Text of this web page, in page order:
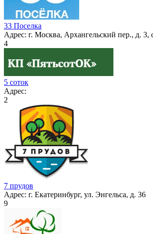
33 Поселка
Адрес: г. Москва, Архангельский пер., д. 3,
4
5 соток
Адрес:
2
7 прудов
Адрес: г. Екатеринбург, ул. Энгельса, д. 36
9